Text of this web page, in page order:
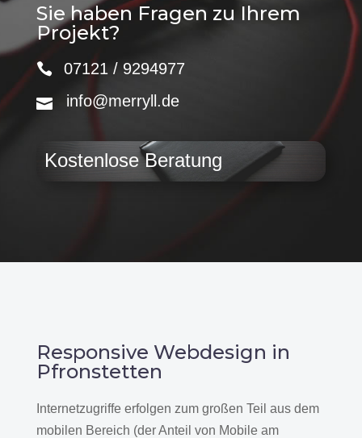
Sie haben Fragen zu Ihrem
Projekt?
07121 / 9294977
info@merryll.de
Kostenlose Beratung
Responsive Webdesign in
Pfronstetten
Internetzugriffe erfolgen zum großen Teil aus dem
mobilen Bereich (der Anteil von Mobile am